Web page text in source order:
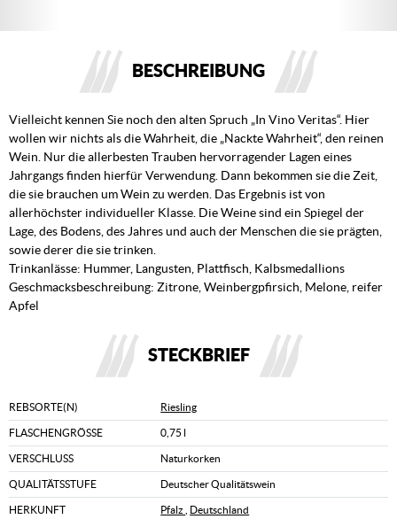
BESCHREIBUNG
Vielleicht kennen Sie noch den alten Spruch „In Vino Veritas“. Hier
wollen wir nichts als die Wahrheit, die „Nackte Wahrheit“, den reinen
Wein. Nur die allerbesten Trauben hervorragender Lagen eines
Jahrgangs finden hierfür Verwendung. Dann bekommen sie die Zeit,
die sie brauchen um Wein zu werden. Das Ergebnis ist von
allerhöchster individueller Klasse. Die Weine sind ein Spiegel der
Lage, des Bodens, des Jahres und auch der Menschen die sie prägten,
sowie derer die sie trinken.
Trinkanlässe: Hummer, Langusten, Plattfisch, Kalbsmedallions
Geschmacksbeschreibung: Zitrone, Weinbergpfirsich, Melone, reifer
Apfel
STECKBRIEF
REBSORTE(N) Riesling
FLASCHENGRÖSSE 0,75 l
VERSCHLUSS Naturkorken
QUALITÄTSSTUFE Deutscher Qualitätswein
HERKUNFT Pfalz Deutschland